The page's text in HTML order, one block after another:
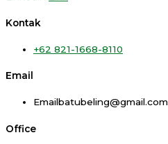
Kontak
+62 821-1668-8110
Email
Emailbatubeling@gmail.com
Office